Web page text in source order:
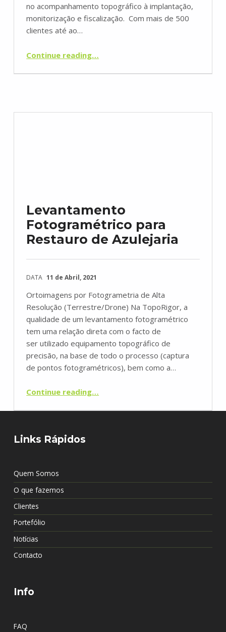
no acompanhamento topográfico à implantação,
monitorização e fiscalização. Com mais de 500
clientes até ao…
Continue reading…
Levantamento
Fotogramétrico para
Restauro de Azulejaria
DATA 11 de Abril, 2021
Ortoimagens por Fotogrametria de Alta
Resolução (Terrestre/Drone) Na TopoRigor, a
qualidade de um levantamento fotogramétrico
tem uma relação direta com o facto de
ser utilizado equipamento topográfico de
precisão, na base de todo o processo (captura
de pontos fotogramétricos), bem como a…
Continue reading…
Links Rápidos
Quem Somos
O que fazemos
Clientes
Portefólio
Notícias
Contacto
Info
FAQ